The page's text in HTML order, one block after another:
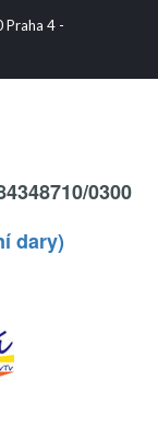
Praha 4 -
0300
dary)